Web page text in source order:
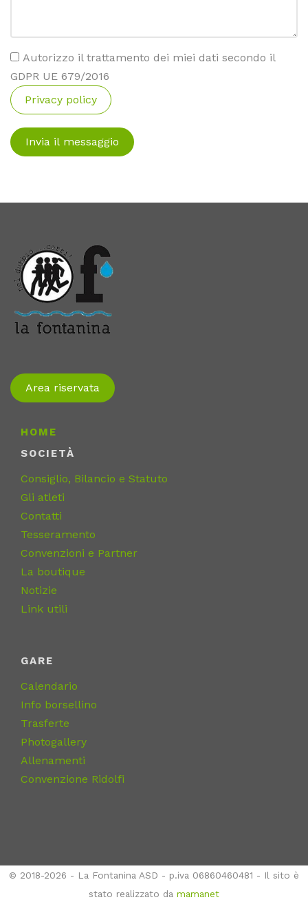
Autorizzo il trattamento dei miei dati secondo il
GDPR UE 679/2016
Privacy policy
Area riservata
HOME
SOCIETÀ
Consiglio, Bilancio e Statuto
Gli atleti
Contatti
Tesseramento
Convenzioni e Partner
La boutique
Notizie
Link utili
GARE
Calendario
Info borsellino
Trasferte
Photogallery
Allenamenti
Convenzione Ridolfi
© 2018-2026 - La Fontanina ASD - p.iva 06860460481 - Il sito è
stato realizzato da mamanet